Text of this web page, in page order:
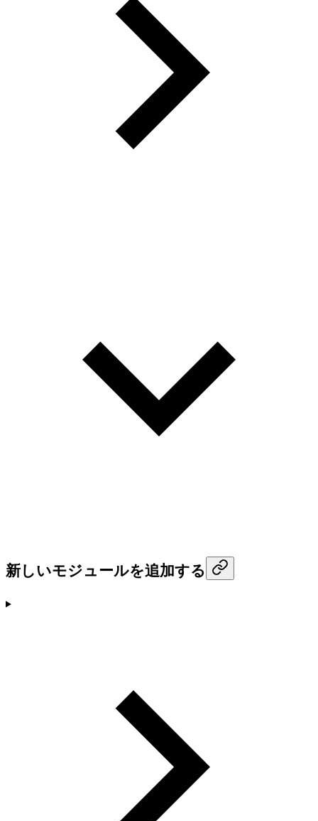
新しいモジュールを追加する